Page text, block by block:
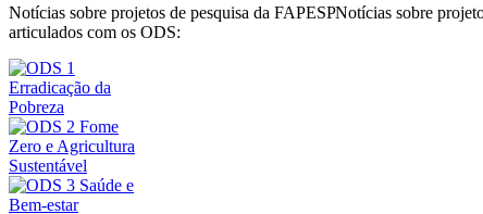
Notícias sobre projetos de pesquisa da FAPESP
articulados com os ODS:
Notícias sobre